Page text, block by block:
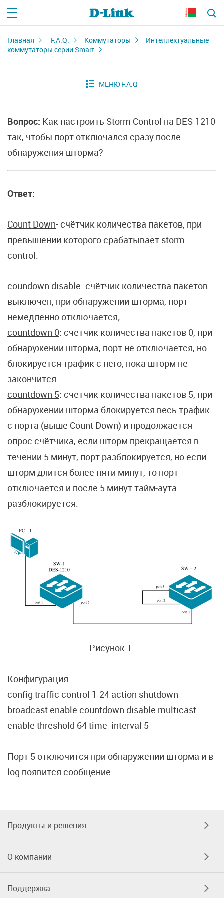
Главная F.A.Q. Коммутаторы
Интеллектуальные
коммутаторы серии Smart
Вопрос: Как настроить Storm Control на DES-1210
так, чтобы порт отключался сразу после
обнаружения шторма?
Ответ:
Count Down- счётчик количества пакетов, при
превышении которого срабатывает storm
control.
coundown disable: счётчик количества пакетов
выключен, при обнаружении шторма, порт
немедленно отключается;
countdown 0: счётчик количества пакетов 0, при
обнаружении шторма, порт не отключается, но
блокируется трафик с него, пока шторм не
закончится.
countdown 5: счётчик количества пакетов 5, при
обнаружении шторма блокируется весь трафик
с порта (выше Count Down) и продолжается
опрос счётчика, если шторм прекращается в
течении 5 минут, порт разблокируется, но если
шторм длится более пяти минут, то порт
отключается и после 5 минут тайм-аута
разблокируется.
Рисунок 1.
Конфигурация:
config traffic control 1-24 action shutdown
broadcast enable countdown disable multicast
enable threshold 64 time_interval 5
Порт 5 отключится при обнаружении шторма и в
log появится сообщение.
Продукты и решения
О компании
Поддержка